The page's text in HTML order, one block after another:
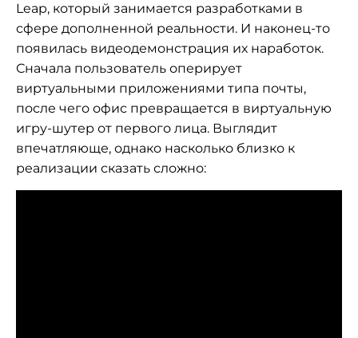
Leap, который занимается разработками в
сфере дополненной реальности. И наконец-то
появилась видеодемонстрация их наработок.
Сначала пользователь оперирует
виртуальными приложениями типа почты,
после чего офис превращается в виртуальную
игру-шутер от первого лица. Выглядит
впечатляюще, однако насколько близко к
реализации сказать сложно: